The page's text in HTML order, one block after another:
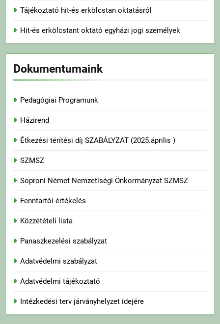
Tájékoztató hit-és erkölcstan oktatásról
Hit-és erkölcstant oktató egyházi jogi személyek
Dokumentumaink
Pedagógiai Programunk
Házirend
Étkezési térítési díj SZABÁLYZAT (2025.április )
SZMSZ
Soproni Német Nemzetiségi Önkormányzat SZMSZ
Fenntartói értékelés
Közzétételi lista
Panaszkezelési szabályzat
Adatvédelmi szabályzat
Adatvédelmi tájékoztató
Intézkedési terv járványhelyzet idejére